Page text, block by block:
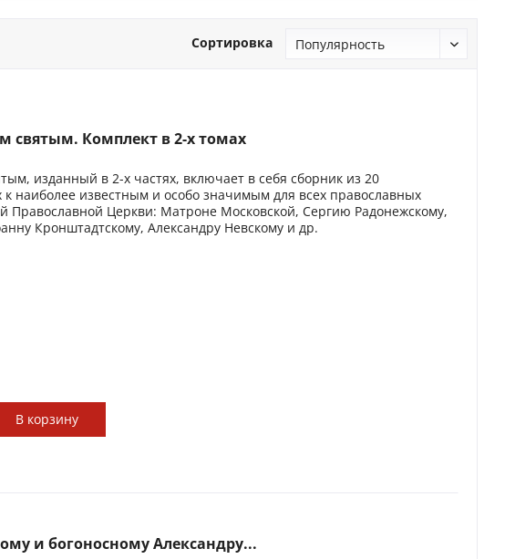
Сортировка
святым. Комплект в 2-х томах
изданный в 2-х частях, включает в себя сборник из 20
наиболее известным и особо значимым для всех православных
Православной Церкви: Матроне Московской, Сергию Радонежскому,
Кронштадтскому, Александру Невскому и др.
В корзину
и богоносному Александру...